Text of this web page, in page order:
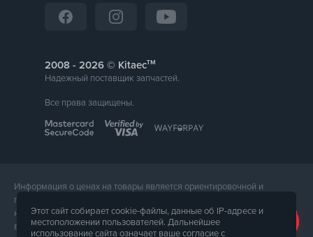
2008 - © Kitaecтм
Надежный поставщик запчастей.
Все права защищены.
Информация о ценах на товары является ориентировочной и
предоставляется для справки. Точная стоимость товара будет
названа менеджером магазина при подтверждении заказа. Внешний
вид и комплектация товара может отличаться от его фотографии.
Этот сайт собирает cookie-файлы, данные об IP-адресе и
местоположении пользователей. Дальнейшее
использование сайта означает ваше согласие с